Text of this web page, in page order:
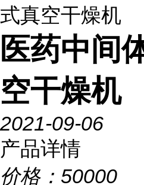
式真空干燥机
医药中间
空干燥机
2021-09-06
产品详情
价格： 50000